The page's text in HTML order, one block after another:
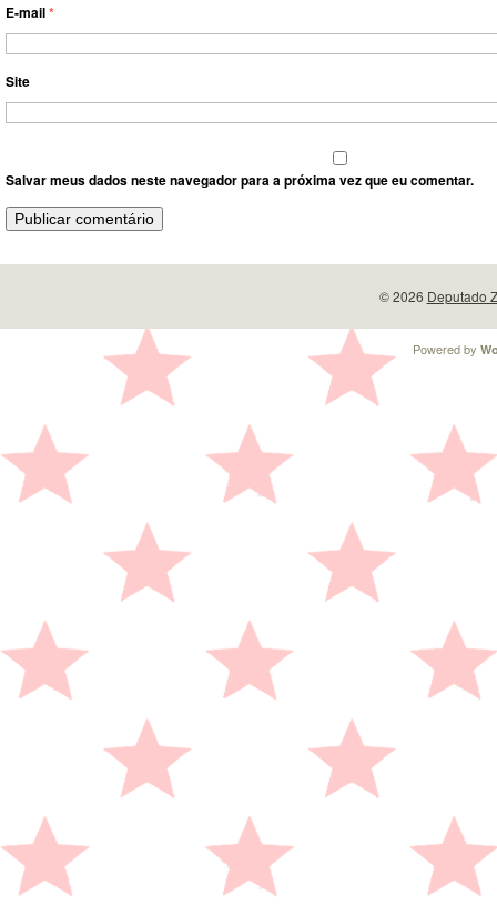
E-mail*
Site
Salvar meus dados neste navegador para a próxima vez que eu comentar.
© 2026 Deputado
Powered by